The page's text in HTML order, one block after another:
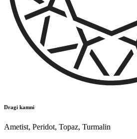
Dragi kamni
Ametist, Peridot, Topaz, Turmalin